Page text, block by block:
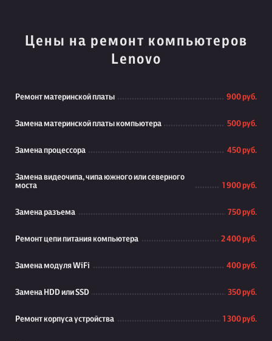
Цены на ремонт компьютеров
Lenovo
Ремонт материнской платы 900 руб.
Замена материнской платы компьютера 500 руб.
Замена процессора 450 руб.
Замена видеочипа, чипа южного или северного
моста
1 900 руб.
Замена разъема 750 руб.
Ремонт цепи питания компьютера 2 400 руб.
Замена модуля WiFi 400 руб.
Замена HDD или SSD 350 руб.
Ремонт корпуса устройства 1 300 руб.